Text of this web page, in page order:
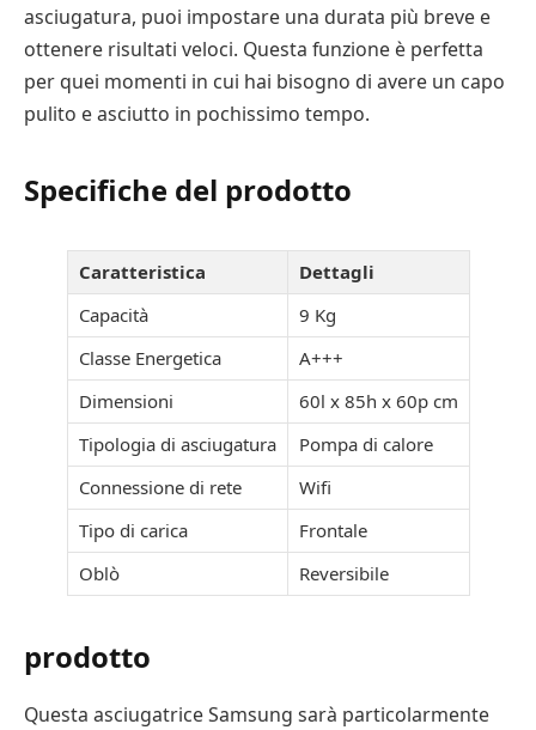
asciugatura, puoi impostare una durata più breve e
ottenere risultati veloci. Questa funzione è perfetta
per quei momenti in cui hai bisogno di avere un capo
pulito e asciutto in pochissimo tempo.
Specifiche del prodotto
Caratteristica
Dettagli
Capacità
9 Kg
Classe Energetica
A+++
Dimensioni
60l x 85h x 60p cm
Tipologia di asciugatura
Pompa di calore
Connessione di rete
Wifi
Tipo di carica
Frontale
Oblò
Reversibile
prodotto
Questa asciugatrice Samsung sarà particolarmente